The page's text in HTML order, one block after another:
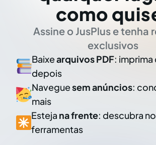
como
Assine o JusPlus e tenha
exclusivos
Baixearquivos PDF: imprima
depois
Naveguesem anúncios:
mais
Esteja na frente: descubra
ferramentas